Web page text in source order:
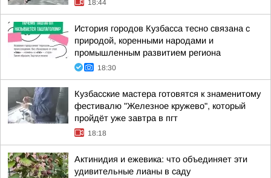
18:44
История городов Кузбасса тесно связана с
природой, коренными народами и
промышленным развитием региона
18:30
Кузбасские мастера готовятся к знаменитому
фестивалю "Железное кружево", который
пройдёт уже завтра в пгт
18:18
Актинидия и ежевика: что объединяет эти
удивительные лианы в саду